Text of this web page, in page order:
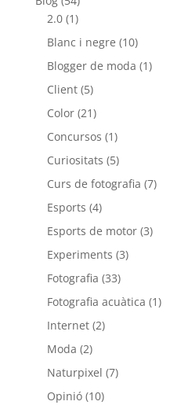
2.0(1)
Blanc i negre (10)
Blogger de moda (1)
Client(5)
Color(21)
Concursos (1)
Curiositats (5)
Curs de fotografia (7)
Esports (4)
Esports de motor(3)
Experiments (3)
Fotografia (33)
Fotografia acuàtica (1)
Internet(2)
Moda (2)
Naturpixel (7)
Opinió(10)